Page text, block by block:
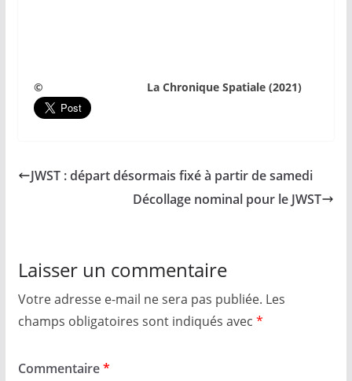
© La Chronique Spatiale (2021)
JWST : départ désormais fixé à partir de samedi
Décollage nominal pour le JWST
Laisser un commentaire
Votre adresse e-mail ne sera pas publiée. Les
champs obligatoires sont indiqués avec *
Commentaire*